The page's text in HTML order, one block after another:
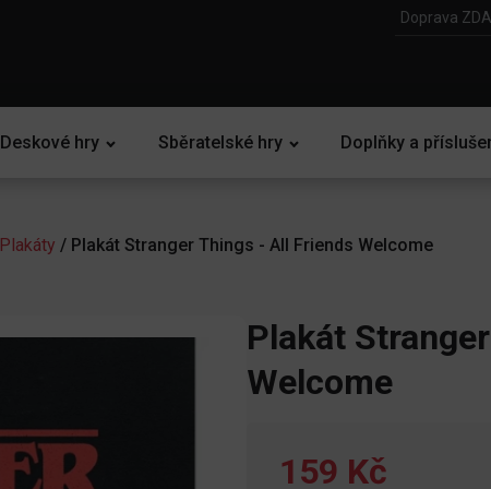
Doprava
Deskové hry Sběratelské hry Doplňky a
Plakáty / Plakát Stranger Things - All Friends Welcome
Plakát
Welcome
159 Kč